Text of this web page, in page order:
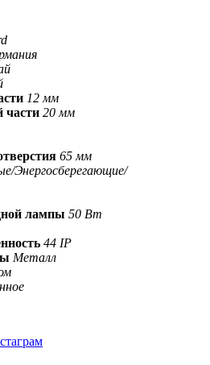
12 мм
части 20 мм
65 мм
Энергосберегающие/
лампы 50 Вт
44 IP
Металл